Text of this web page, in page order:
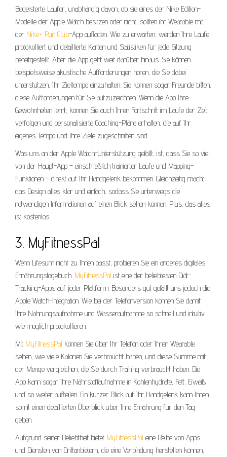
Begeisterte Läufer, unabhängig davon, ob sie eines der Nike Edition-
Modelle der Apple Watch besitzen oder nicht, sollten ihr Wearable mit
der Nike+ Run Club-App aufladen. Wie zu erwarten, werden Ihre Läufe
protokolliert und detaillierte Karten und Statistiken für jede Sitzung
bereitgestellt. Aber die App geht weit darüber hinaus. Sie können
beispielsweise akustische Aufforderungen hören, die Sie dabei
unterstützen, Ihr Zieltempo einzuhalten. Sie können sogar Freunde bitten,
diese Aufforderungen für Sie aufzuzeichnen. Wenn die App Ihre
Gewohnheiten lernt, können Sie auch Ihren Fortschritt im Laufe der Zeit
verfolgen und personalisierte Coaching-Pläne erhalten, die auf Ihr
eigenes Tempo und Ihre Ziele zugeschnitten sind.
Was uns an der Apple Watch-Unterstützung gefällt, ist, dass Sie so viel
von der Haupt-App – einschließlich trainierter Läufe und Mapping-
Funktionen – direkt auf Ihr Handgelenk bekommen. Gleichzeitig macht
das Design alles klar und einfach, sodass Sie unterwegs die
notwendigen Informationen auf einen Blick sehen können. Plus, das alles
ist kostenlos.
3. MyFitnessPal
Wenn Lifesum nicht zu Ihnen passt, probieren Sie ein anderes digitales
Ernährungstagebuch. MyFitnessPal ist eine der beliebtesten Diät-
Tracking-Apps auf jeder Plattform. Besonders gut gefällt uns jedoch die
Apple Watch-Integration. Wie bei der Telefonversion können Sie damit
Ihre Nahrungsaufnahme und Wasseraufnahme so schnell und intuitiv
wie möglich protokollieren.
Mit MyFitnessPal können Sie über Ihr Telefon oder Ihren Wearable
sehen, wie viele Kalorien Sie verbraucht haben, und diese Summe mit
der Menge vergleichen, die Sie durch Training verbraucht haben. Die
App kann sogar Ihre Nährstoffaufnahme in Kohlenhydrate, Fett, Eiweiß
und so weiter aufteilen. Ein kurzer Blick auf Ihr Handgelenk kann Ihnen
somit einen detaillierten Überblick über Ihre Ernährung für den Tag
geben.
Aufgrund seiner Beliebtheit bietet MyFitnessPal eine Reihe von Apps
und Diensten von Drittanbietern, die eine Verbindung herstellen können,